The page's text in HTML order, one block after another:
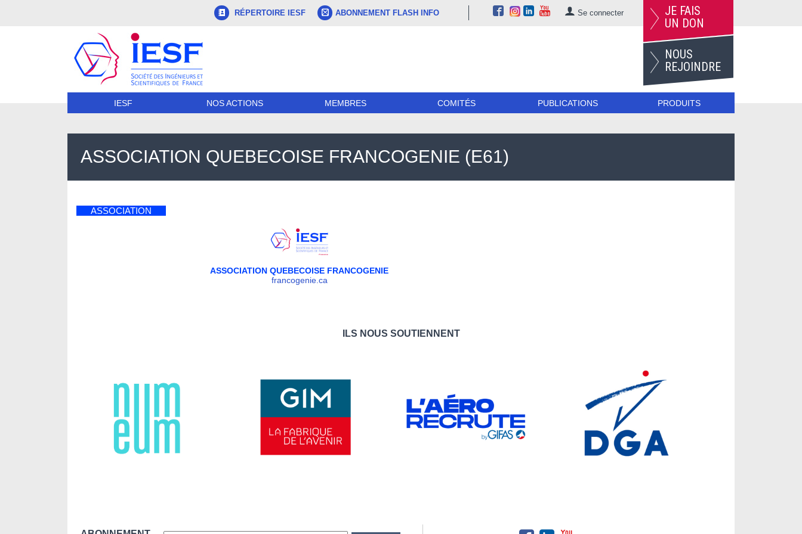
RÉPERTOIRE IESF ABONNEMENT FLASH INFO Se connecter
JE FAIS
UN DON
NOUS
REJOINDRE
IESF NOS ACTIONS MEMBRES COMITÉS PUBLICATIONS PRODUITS
ASSOCIATION QUEBECOISE FRANCOGENIE (E61)
ASSOCIATION
ASSOCIATION QUEBECOISE FRANCOGENIE
francogenie.ca
ILS NOUS SOUTIENNENT